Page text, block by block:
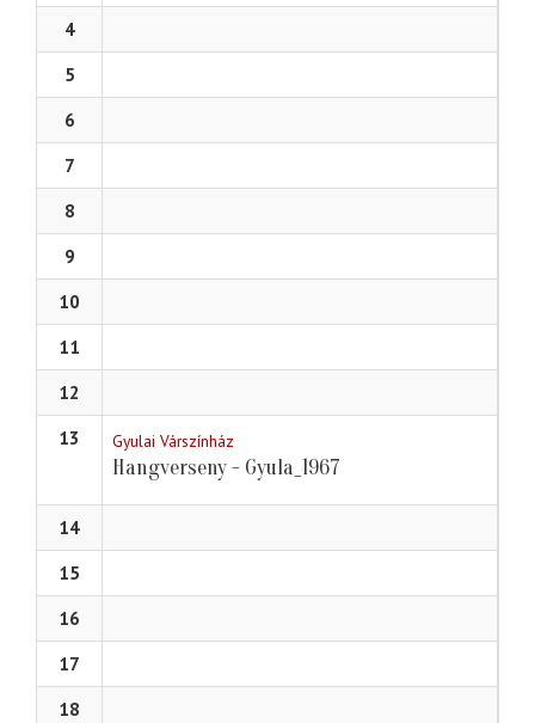
4
5
6
7
8
9
10
11
12
13
Gyulai Várszínház
Hangverseny - Gyula_1967
14
15
16
17
18